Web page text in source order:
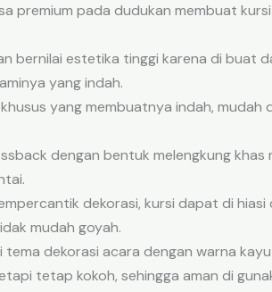
premium pada dudukan membuat
bernilai estetika tinggi karena di buat
yang indah.
yang membuatnya indah,
dengan bentuk melengkung
dekorasi, kursi dapat di
mudah goyah.
dekorasi acara dengan warna kayu
tetap kokoh, sehingga aman di